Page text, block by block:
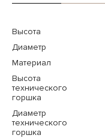
Высота
Диаметр
Материал
Высота
технического
горшка
Диаметр
технического
горшка